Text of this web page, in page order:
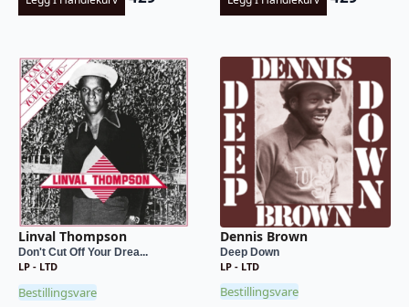
Linval Thompson
Don't Cut Off Your Drea...
LP - LTD
Bestillingsvare
Dennis Brown
Deep Down
LP - LTD
Bestillingsvare